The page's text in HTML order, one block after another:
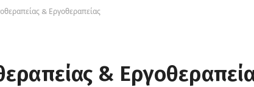
& Εργοθεραπείας
&